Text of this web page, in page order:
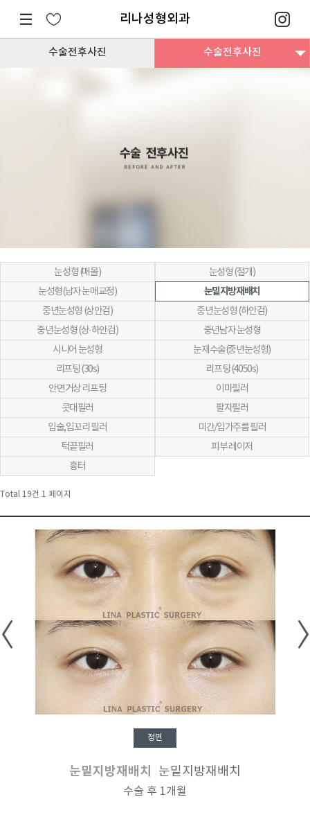
리나성형외과
수술전후사진 수술전후사진
눈성형 (매몰)
눈성형 (절개)
눈성형(남자 눈매교정)
눈밑지방재배치
중년눈성형 (상안검)
중년눈성형 (하안검)
중년눈성형 (상·하안검)
중년남자 눈성형
시니어 눈성형
눈재수술(중년눈성형)
리프팅 (30s)
리프팅 (4050s)
안면거상 리프팅
이마필러
콧대필러
팔자필러
입술,입꼬리 필러
미간/입가주름 필러
턱끝필러
피부 레이저
흉터
Total 19건 1 페이지
정면
눈밑지방재배치 눈밑지방재배치
수술 후 1개월